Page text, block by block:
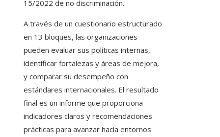
15/2022 de no discriminación.
A través de un cuestionario estructurado
en 13 bloques, las organizaciones
pueden evaluar sus políticas internas,
identificar fortalezas y áreas de mejora,
y comparar su desempeño con
estándares internacionales. El resultado
final es un informe que proporciona
indicadores claros y recomendaciones
prácticas para avanzar hacia entornos